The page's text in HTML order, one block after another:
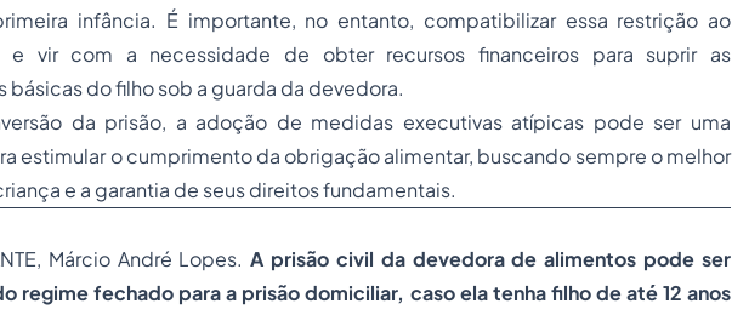
infância. É importante, no entanto, compatibilizar essa restrição ao
vir com a necessidade de obter recursos financeiros para suprir as
básicas do filho sob a guarda da devedora.
da prisão, a adoção de medidas executivas atípicas pode ser uma
estimular o cumprimento da obrigação alimentar, buscando sempre o melhor
e a garantia de seus direitos fundamentais.
Márcio André Lopes.A prisão civil da devedora de alimentos pode ser
regime fechado para a prisão domiciliar, caso ela tenha filho de até 12 anos